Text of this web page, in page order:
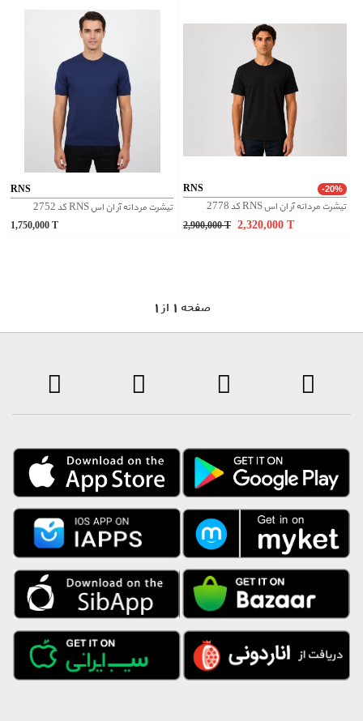
RNS
تیشرت مردانه آر ان اس RNS کد 2752
1,750,000
RNS -20%
تیشرت مردانه آر ان اس RNS کد 2778
2,900,000 T 2,320,000
1 صفحه 1 از